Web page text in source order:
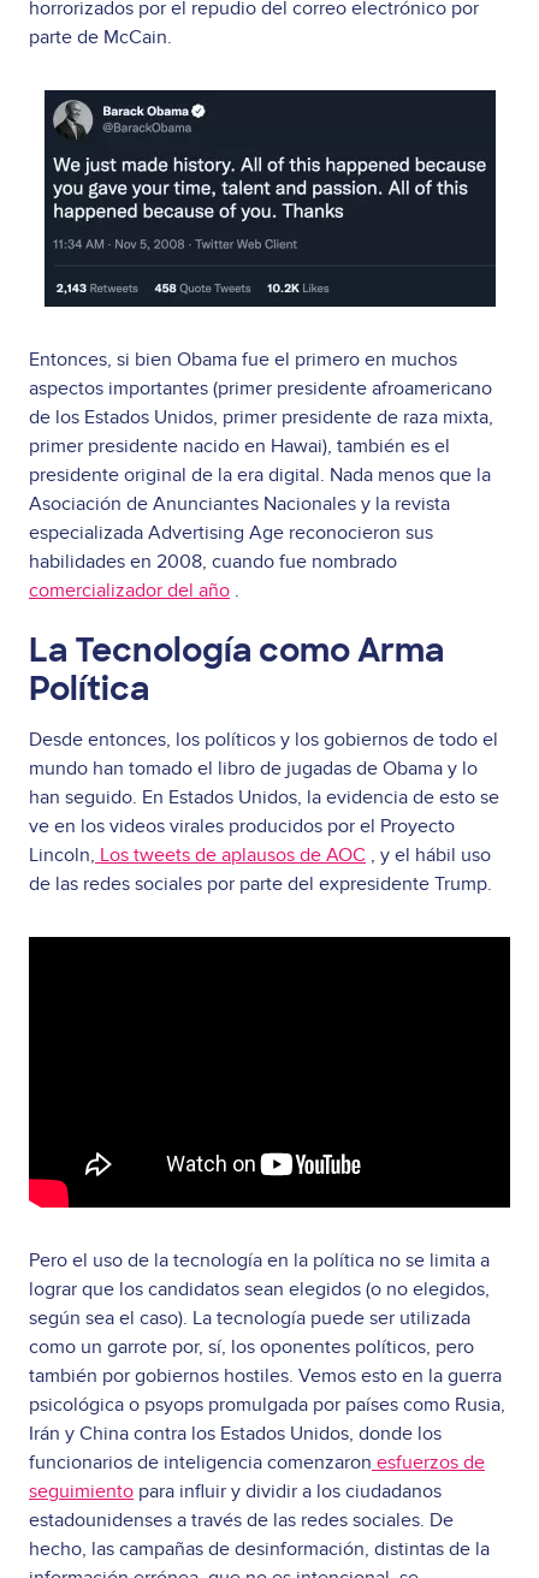
horrorizados por el repudio del correo electrónico por
parte de McCain.
Image
Entonces, si bien Obama fue el primero en muchos
aspectos importantes (primer presidente afroamericano
de los Estados Unidos, primer presidente de raza mixta,
primer presidente nacido en Hawai), también es el
presidente original de la era digital. Nada menos que la
Asociación de Anunciantes Nacionales y la revista
especializada Advertising Age reconocieron sus
habilidades en 2008, cuando fue nombrado
comercializador del año .
La Tecnología como Arma
Política
Desde entonces, los políticos y los gobiernos de todo el
mundo han tomado el libro de jugadas de Obama y lo
han seguido. En Estados Unidos, la evidencia de esto se
ve en los videos virales producidos por el Proyecto
Lincoln, Los tweets de aplausos de AOC , y el hábil uso
de las redes sociales por parte del expresidente Trump.
Pero el uso de la tecnología en la política no se limita a
lograr que los candidatos sean elegidos (o no elegidos,
según sea el caso). La tecnología puede ser utilizada
como un garrote por, sí, los oponentes políticos, pero
también por gobiernos hostiles. Vemos esto en la guerra
psicológica o psyops promulgada por países como Rusia,
Irán y China contra los Estados Unidos, donde los
funcionarios de inteligencia comenzaron esfuerzos de
seguimiento para influir y dividir a los ciudadanos
estadounidenses a través de las redes sociales. De
hecho, las campañas de desinformación, distintas de la